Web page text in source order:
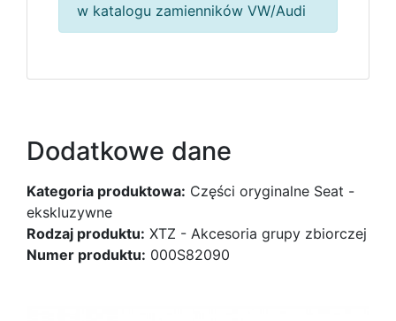
w katalogu zamienników VW/Audi
Dodatkowe dane
Kategoria produktowa: Części oryginalne Seat -
ekskluzywne
Rodzaj produktu: XTZ - Akcesoria grupy zbiorczej
Numer produktu: 000S82090